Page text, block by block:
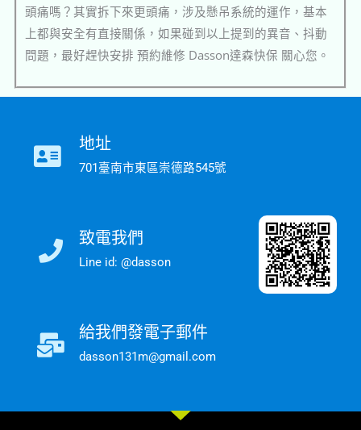
頭痛嗎？其實拆下來更頭痛，涉及懸吊系統的運作，基本
上都與安全有直接關係，如果碰到以上提到的異音、抖動
問題，最好趕快安排 預約維修 Dasson達森快保 關心您。
地址
701臺南市東區崇德路545號
致電我們
Line id: @dasson
給我們發電子郵件
dasson131m@gmail.com